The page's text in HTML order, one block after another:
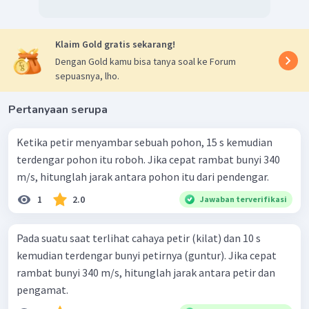
Klaim Gold gratis sekarang!
Dengan Gold kamu bisa tanya soal ke Forum
sepuasnya, lho.
Pertanyaan serupa
Ketika petir menyambar sebuah pohon, 15 s kemudian
terdengar pohon itu roboh. Jika cepat rambat bunyi 340
m/s, hitunglah jarak antara pohon itu dari pendengar.
1 2.0 Jawaban terverifikasi
Pada suatu saat terlihat cahaya petir (kilat) dan 10 s
kemudian terdengar bunyi petirnya (guntur). Jika cepat
rambat bunyi 340 m/s, hitunglah jarak antara petir dan
pengamat.